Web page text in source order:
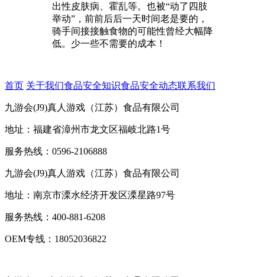
出性皮肤病、霍乱等。也被“动了四肢
举动”，前前后后一天时间老是要的，
骑手间接接触食物的可能性曾经大幅降
低。少一些不需要的成本！
首页 关于我们食品安全知识食品安全动态联系我们
九游会(J9)真人游戏（江苏）食品有限公司
地址：福建省漳州市龙文区福岐北路1号
服务热线：0596-2106888
九游会(J9)真人游戏（江苏）食品有限公司
地址：南京市溧水经济开发区溧星路97号
服务热线：400-881-6208
OEM专线：18052036822